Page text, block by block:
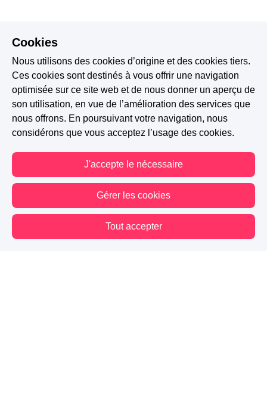
Cookies
Nous utilisons des cookies d’origine et des cookies tiers.
Ces cookies sont destinés à vous offrir une navigation
optimisée sur ce site web et de nous donner un aperçu de
son utilisation, en vue de l’amélioration des services que
nous offrons. En poursuivant votre navigation, nous
considérons que vous acceptez l’usage des cookies.
J'accepte le nécessaire
Gérer les cookies
Tout accepter